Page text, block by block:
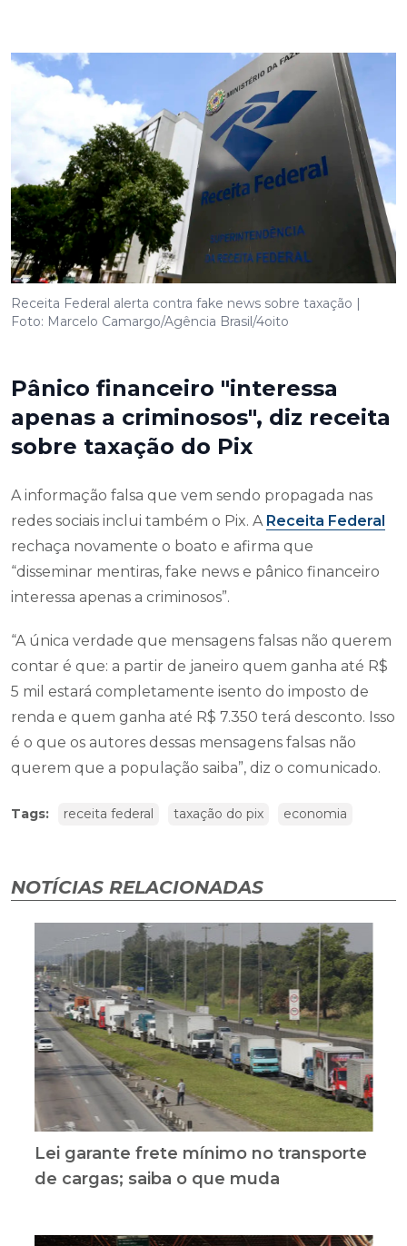
Receita Federal alerta contra fake news sobre taxação |
Foto: Marcelo Camargo/Agência Brasil/4oito
Pânico financeiro "interessa
apenas a criminosos", diz receita
sobre taxação do Pix
A informação falsa que vem sendo propagada nas
redes sociais inclui também o Pix. A Receita Federal
rechaça novamente o boato e afirma que
“disseminar mentiras, fake news e pânico financeiro
interessa apenas a criminosos”.
“A única verdade que mensagens falsas não querem
contar é que: a partir de janeiro quem ganha até R$
5 mil estará completamente isento do imposto de
renda e quem ganha até R$ 7.350 terá desconto. Isso
é o que os autores dessas mensagens falsas não
querem que a população saiba”, diz o comunicado.
Tags: receita federal taxação do pix economia
NOTÍCIAS RELACIONADAS
Lei garante frete mínimo no transporte
de cargas; saiba o que muda